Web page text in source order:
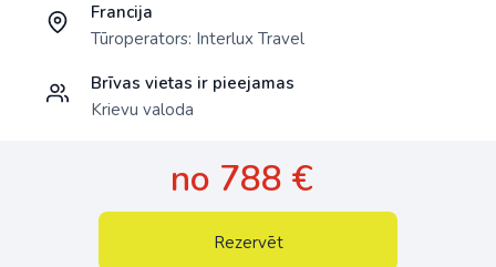
Francija
Tūroperators: Interlux Travel
Brīvas vietas ir pieejamas
Krievu valoda
no 788 €
Rezervēt